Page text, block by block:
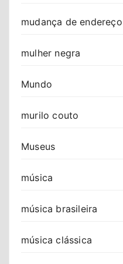
mudança de endereço
mulher negra
Mundo
murilo couto
Museus
música
música brasileira
música clássica